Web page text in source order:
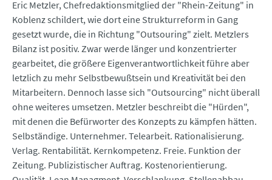
Eric Metzler, Chefredaktionsmitglied der "Rhein-Zeitung" in
Koblenz schildert, wie dort eine Strukturreform in Gang
gesetzt wurde, die in Richtung "Outsouring" zielt. Metzlers
Bilanz ist positiv. Zwar werde länger und konzentrierter
gearbeitet, die größere Eigenverantwortlichkeit führe aber
letzlich zu mehr Selbstbewußtsein und Kreativität bei den
Mitarbeitern. Dennoch lasse sich "Outsourcing" nicht überall
ohne weiteres umsetzen. Metzler beschreibt die "Hürden",
mit denen die Befürworter des Konzepts zu kämpfen hätten.
Selbständige. Unternehmer. Telearbeit. Rationalisierung.
Verlag. Rentabilität. Kernkompetenz. Freie. Funktion der
Zeitung. Publizistischer Auftrag. Kostenorientierung.